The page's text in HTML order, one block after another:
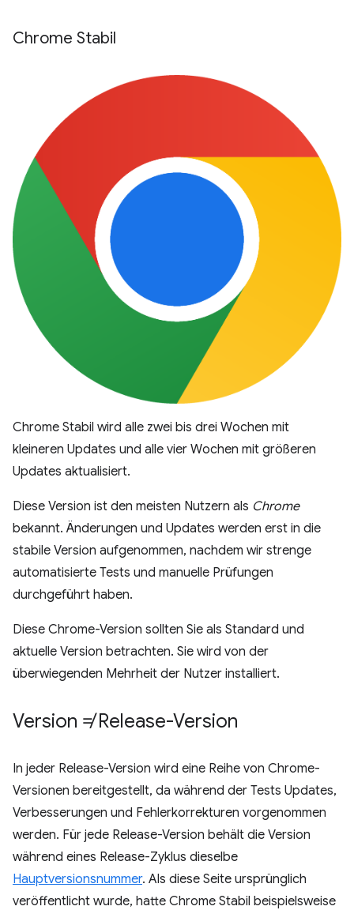
Chrome Stabil
Chrome Stabil wird alle zwei bis drei Wochen mit
kleineren Updates und alle vier Wochen mit größeren
Updates aktualisiert.
Diese Version ist den meisten Nutzern als Chrome
bekannt. Änderungen und Updates werden erst in die
stabile Version aufgenommen, nachdem wir strenge
automatisierte Tests und manuelle Prüfungen
durchgeführt haben.
Diese Chrome-Version sollten Sie als Standard und
aktuelle Version betrachten. Sie wird von der
überwiegenden Mehrheit der Nutzer installiert.
Version ≠ Release-Version
In jeder Release-Version wird eine Reihe von Chrome-
Versionen bereitgestellt, da während der Tests Updates,
Verbesserungen und Fehlerkorrekturen vorgenommen
werden. Für jede Release-Version behält die Version
während eines Release-Zyklus dieselbe
Hauptversionsnummer. Als diese Seite ursprünglich
veröffentlicht wurde, hatte Chrome Stabil beispielsweise